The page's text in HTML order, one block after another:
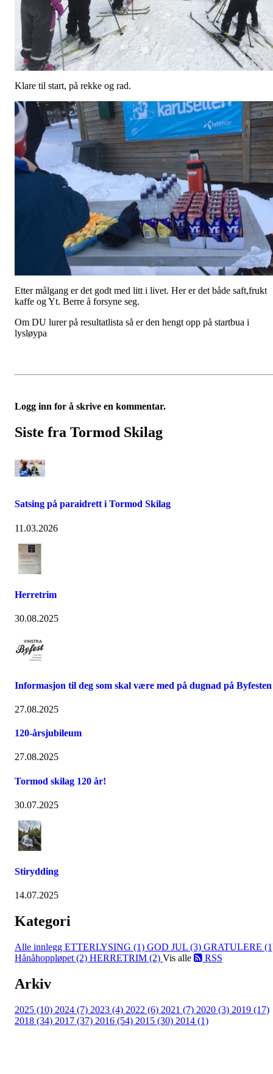
Klare til start, på rekke og rad.
Etter målgang er det godt med litt i livet. Her er det både saft,frukt
kaffe og Yt. Berre å forsyne seg.
Om DU lurer på resultatlista så er den hengt opp på startbua i
lysløypa
Logg inn for å skrive en kommentar.
Siste fra Tormod Skilag
Satsing på paraidrett i Tormod Skilag
11.03.2026
Herretrim
30.08.2025
Informasjon til deg som skal være med på dugnad på Byfesten
27.08.2025
120-årsjubileum
27.08.2025
Tormod skilag 120 år!
30.07.2025
Stirydding
14.07.2025
Kategori
Alle innlegg ETTERLYSING (1) GOD JUL (3) GRATULERE
Hånåhoppløpet (2) HERRETRIM (2) Vis alle RSS
Arkiv
2025 (10) 2024 (7) 2023 (4) 2022 (6) 2021 (7) 2020 (3) 2019 (17)
2018 (34) 2017 (37) 2016 (54) 2015 (30) 2014 (1)